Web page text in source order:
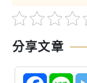
分享文章